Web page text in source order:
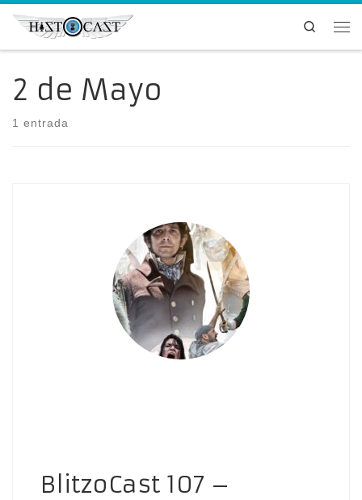
Saltar al contenido
Search
2 de Mayo
1 entrada
BlitzoCast 107 –